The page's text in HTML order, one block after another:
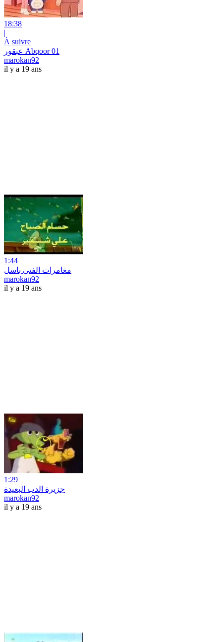
18:38
|
À suivre
عبقور Abqoor 01
marokan92
il y a 19 ans
1:44
مغامرات الفتى باسل
marokan92
il y a 19 ans
1:29
جزيرة الدب البعيدة
marokan92
il y a 19 ans